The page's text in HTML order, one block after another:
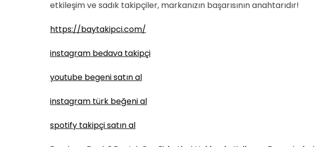
etkileşim ve sadık takipçiler, markanızın başarısının anahtarıdır!
https://baytakipci.com/
instagram bedava takipçi
youtube begeni satın al
instagram türk beğeni al
spotify takipçi satın al